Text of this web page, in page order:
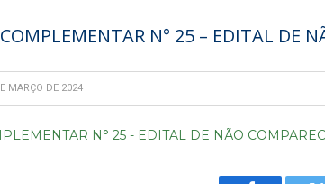
N° 25 – EDITAL DE
MARÇO DE 2024
N° 25 - EDITAL DE NÃO